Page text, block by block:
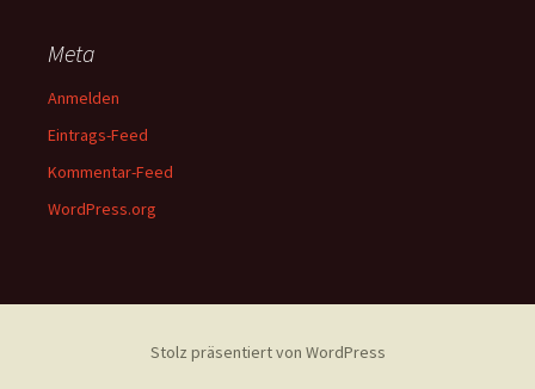
Meta
Anmelden
Eintrags-Feed
Kommentar-Feed
WordPress.org
Stolz präsentiert von WordPress